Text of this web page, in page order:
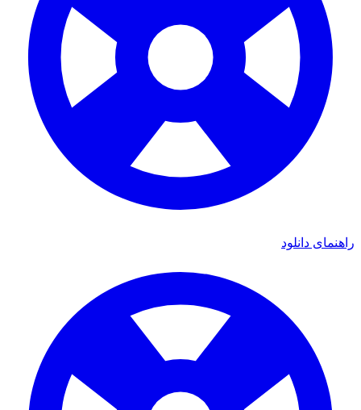
راهنمای دانلود